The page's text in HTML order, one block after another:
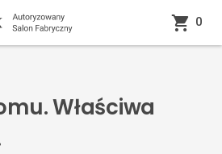
0
Właściwa